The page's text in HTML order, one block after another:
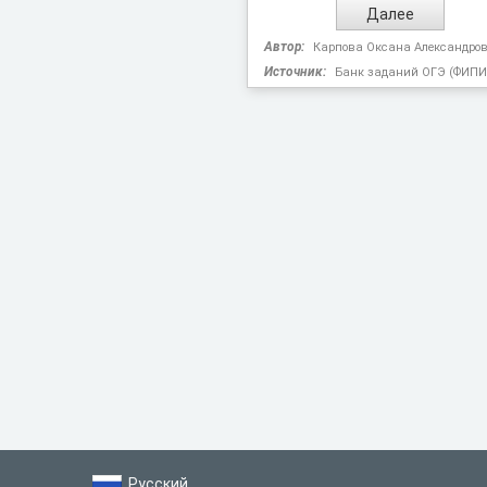
Автор: Карпова Оксана
Источник: Банк заданий ОГЭ